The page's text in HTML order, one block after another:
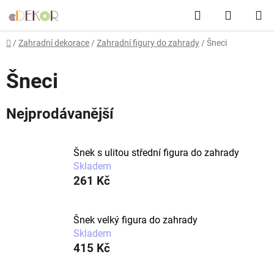
na
obsah
Hledat
KOŠÍK
Domů
/ Zahradní dekorace / Zahradní figury do zahrady / Šneci
Šneci
Nejprodávanější
Šnek s ulitou střední figura do zahrady
Skladem
261 Kč
Šnek velký figura do zahrady
Skladem
415 Kč